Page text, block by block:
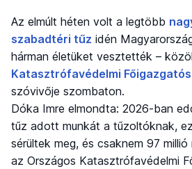
Az elmúlt héten volt a legtöbb
szabadtéri tűz idén
hárman életüket vesztették –
Katasztrófavédelmi
szóvivője szombaton.
Dóka Imre elmondta: 2026-ban
tűz adott munkát a tűzoltóknak,
sérültek meg, és csaknem 97
az Országos Katasztrófavédelmi